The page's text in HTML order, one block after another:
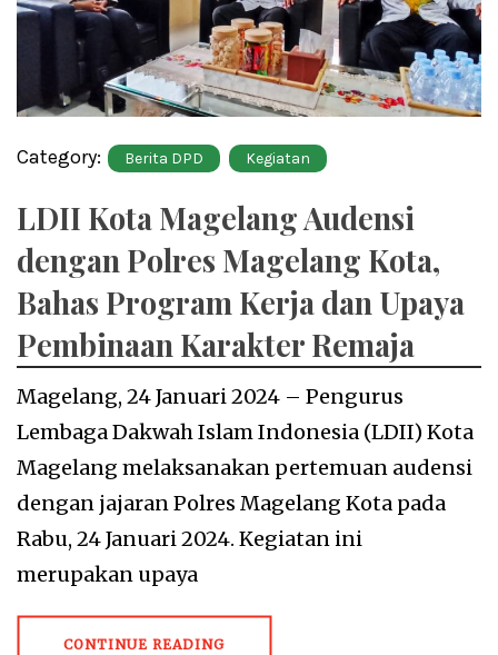
Category: Berita DPD Kegiatan
LDII Kota Magelang Audensi
dengan Polres Magelang Kota,
Bahas Program Kerja dan Upaya
Pembinaan Karakter Remaja
Magelang, 24 Januari 2024 – Pengurus
Lembaga Dakwah Islam Indonesia (LDII) Kota
Magelang melaksanakan pertemuan audensi
dengan jajaran Polres Magelang Kota pada
Rabu, 24 Januari 2024. Kegiatan ini
merupakan upaya
CONTINUE READING